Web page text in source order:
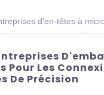
d'en-têtes à
Pour Les
De Précision